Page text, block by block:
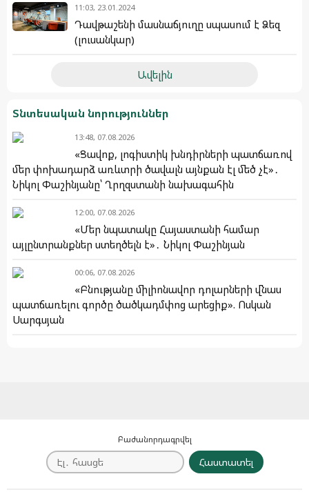
11:03, 23.01.2024
Դավթաշենի մասնաճյուղը սպասում է Ձեզ
(լուսանկար)
Ավելին
Տնտեսական նորություններ
13:48, 07.08.2026
«Ցավոք, լոգիստիկ խնդիրների պատճառով
մեր փոխադարձ առևտրի ծավալն այնքան էլ մեծ չէ»․
Նիկոլ Փաշինյանը՝ Ղրղզստանի նախագահին
12:00, 07.08.2026
«Մեր նպատակը Հայաստանի համար
այլընտրանքներ ստեղծելն է»․ Նիկոլ Փաշինյան
00:06, 07.08.2026
«Բնությանը միլիոնավոր դոլարների վնաս
պատճառելու գործը ծածկադմփոց արեցիք». Ոսկան
Սարգսյան
Բաժանորդագրվել
Հաստատել